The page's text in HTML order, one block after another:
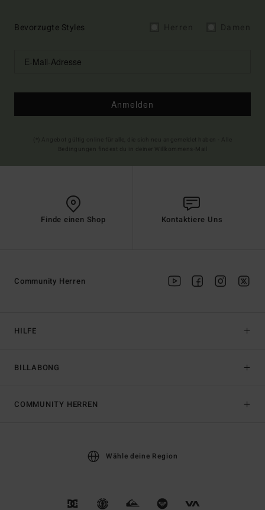
Bevorzugte Styles
Anmelden
Finde einen Shop Kontaktiere Uns
HILFE
BILLABONG
Community Herren
COMMUNITY HERREN
Wähle deine Region